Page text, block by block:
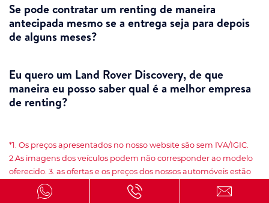
Se pode contratar um renting de maneira
antecipada mesmo se a entrega seja para depois
de alguns meses?
Eu quero um Land Rover Discovery, de que
maneira eu posso saber qual é a melhor empresa
de renting?
*1. Os preços apresentados no nosso website são sem IVA/IGIC.
2.As imagens dos veículos podem não corresponder ao modelo
oferecido. 3. as ofertas e os preços dos nossos automóveis estão
sujeitos à disponibilidade das campanhas dos fornecedores. 4. A
mudança de pneus é obrigatória. 5. As informações contidas